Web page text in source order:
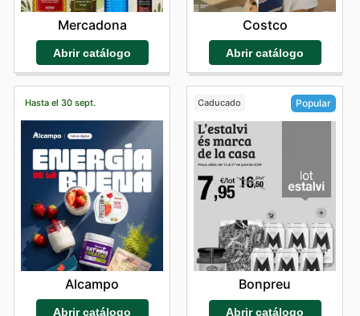
Mercadona
Abrir catálogo
Costco
Abrir catálogo
Hasta el 30 sept.
Alcampo
Abrir catálogo
Caducado Popular
Bonpreu
Abrir catálogo